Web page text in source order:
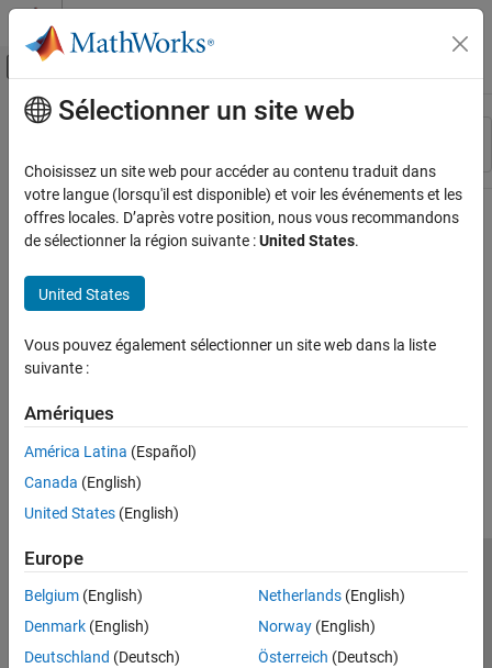
Passer au contenu
Activer/désactiver l'affichage du menu
Ressource
Contenu principal
Sélectionner un site web
Choisissez un site web pour accéder au contenu traduit dans
votre langue (lorsqu'il est disponible) et voir les événements et les
offres locales. D’après votre position, nous vous recommandons
de sélectionner la région suivante :United States.
United States
Vous pouvez également sélectionner un site web dans la liste
suivante :
Amériques
América Latina (Español)
Canada (English)
United States (English)
Europe
Belgium (English)
Denmark (English)
Deutschland (Deutsch)
Netherlands(English)
Norway(English)
Österreich (Deutsch)
Lutte anti-piratage
Contacts locaux
© 1994-2026 The MathWorks, Inc.